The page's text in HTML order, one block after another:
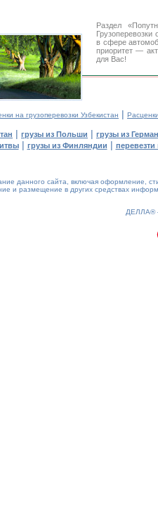
Раздел
в сфере
приоритет —
для Вас!
на грузоперевозки Узбекистан |
| грузы из Польши | грузы из
| грузы из Финляндии | перевезти
данного сайта, включая оформление,
и размещение в других средствах